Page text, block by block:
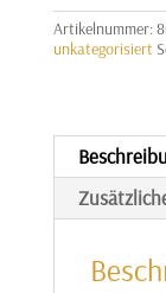
in
Passata
Menge
Artikelnummer:
unkategorisiert